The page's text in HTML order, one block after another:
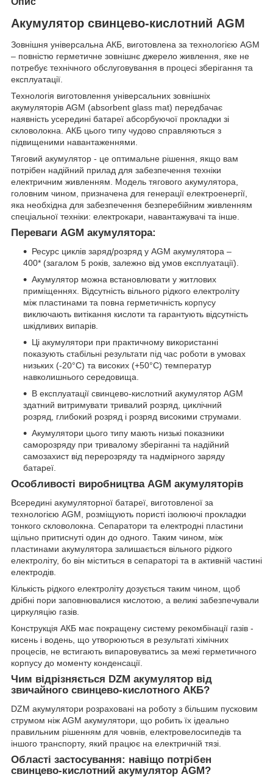
Акумулятор свинцево-кислотний AGM
Зовнішня універсальна АКБ, виготовлена за технологією AGM
– повністю герметичне зовнішнє джерело живлення, яке не
потребує технічного обслуговування в процесі зберігання та
експлуатації.
Технологія виготовлення універсальних зовнішніх
акумуляторів AGM (absorbent glass mat) передбачає
наявність усередині батареї абсорбуючої прокладки зі
скловолокна. АКБ цього типу чудово справляються з
підвищеними навантаженнями.
Тяговий акумулятор - це оптимальне рішення, якщо вам
потрібен надійний прилад для забезпечення техніки
електричним живленням. Модель тягового акумулятора,
головним чином, призначена для генерації електроенергії,
яка необхідна для забезпечення безперебійним живленням
спеціальної техніки: електрокари, навантажувачі та інше.
Переваги AGM акумулятора:
Ресурс циклів заряд/розряд у AGM акумулятора –
400* (загалом 5 років, залежно від умов експлуатації).
Акумулятор можна встановлювати у житлових
приміщеннях. Відсутність вільного рідкого електроліту
між пластинами та повна герметичність корпусу
виключають витікання кислоти та гарантують відсутність
шкідливих випарів.
Ці акумулятори при практичному використанні
показують стабільні результати під час роботи в умовах
низьких (-20°С) та високих (+50°С) температур
навколишнього середовища.
В експлуатації свинцево-кислотний акумулятор AGM
здатний витримувати тривалий розряд, циклічний
розряд, глибокий розряд і розряд високими струмами.
Акумулятори цього типу мають низькі показники
саморозряду при тривалому зберіганні та надійний
самозахист від перерозряду та надмірного заряду
батареї.
Особливості виробництва AGM акумуляторів
Всередині акумуляторної батареї, виготовленої за
технологією AGM, розміщують пористі ізолюючі прокладки
тонкого скловолокна. Сепаратори та електродні пластини
щільно притиснуті один до одного. Таким чином, між
пластинами акумулятора залишається вільного рідкого
електроліту, бо він міститься в сепараторі та в активній частині
електродів.
Кількість рідкого електроліту дозується таким чином, щоб
дрібні пори заповнювалися кислотою, а великі забезпечували
циркуляцію газів.
Конструкція АКБ має покращену систему рекомбінації газів -
кисень і водень, що утворюються в результаті хімічних
процесів, не встигають випаровуватись за межі герметичного
корпусу до моменту конденсації.
Чим відрізняється DZM акумулятор від
звичайного свинцево-кислотного АКБ?
DZM акумулятори розраховані на роботу з більшим пусковим
струмом ніж AGM акумулятори, що робить їх ідеально
правильним рішенням для човнів, електровелосипедів та
іншого транспорту, який працює на електричній тязі.
Області застосування: навіщо потрібен
свинцево-кислотний акумулятор AGM?